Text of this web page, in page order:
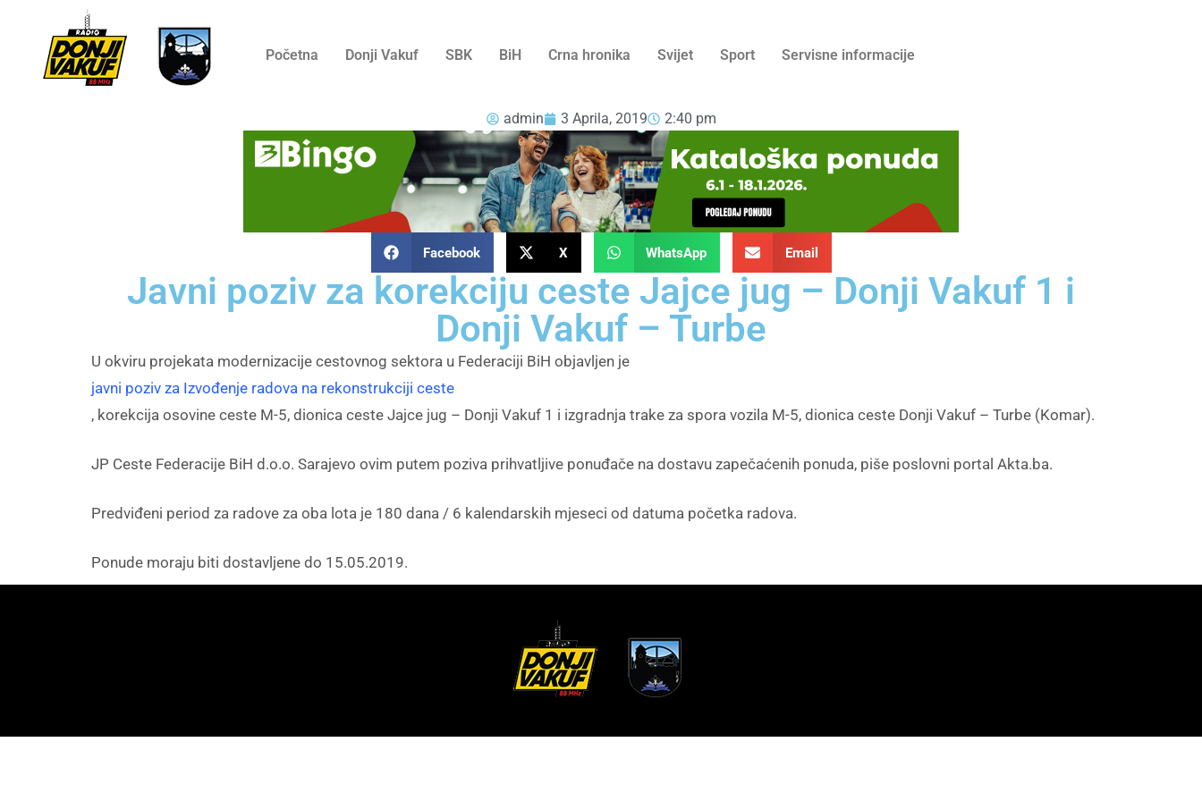
Početna Donji Vakuf SBK BiH Crna hronika Svijet Sport Servisne informacije
admin 3 Aprila, 2019 2:40 pm
Facebook X WhatsApp Email
Javni poziv za korekciju ceste Jajce jug – Donji Vakuf 1 i
Donji Vakuf – Turbe
U okviru projekata modernizacije cestovnog sektora u Federaciji BiH objavljen je
javni poziv za Izvođenje radova na rekonstrukciji ceste
, korekcija osovine ceste M-5, dionica ceste Jajce jug – Donji Vakuf 1 i izgradnja trake za spora vozila M-5, dionica ceste Donji Vakuf – Turbe (Komar).
JP Ceste Federacije BiH d.o.o. Sarajevo ovim putem poziva prihvatljive ponuđače na dostavu zapečaćenih ponuda, piše poslovni portal Akta.ba.
Predviđeni period za radove za oba lota je 180 dana / 6 kalendarskih mjeseci od datuma početka radova.
Ponude moraju biti dostavljene do 15.05.2019.